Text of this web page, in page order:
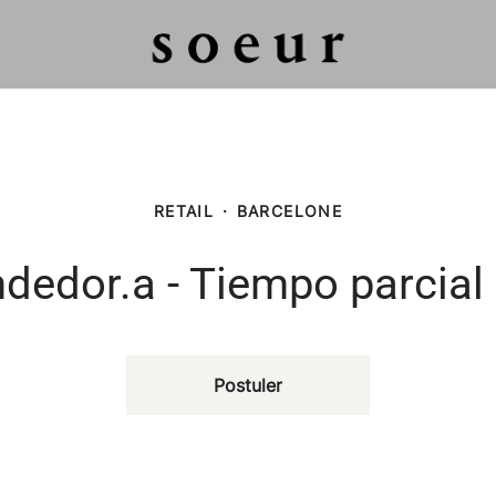
RETAIL · BARCELONE
- Tiempo parcial
Postuler